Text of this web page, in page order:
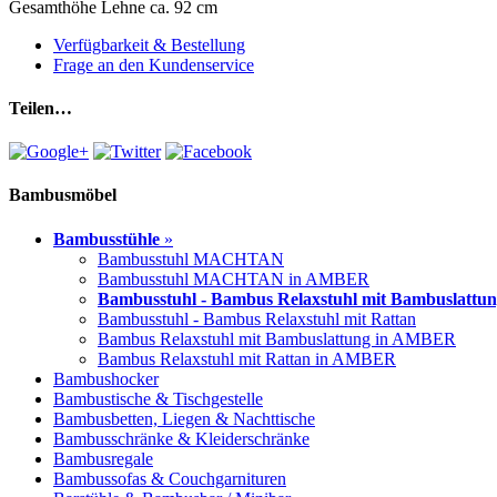
Gesamthöhe Lehne ca. 92 cm
Verfügbarkeit & Bestellung
Frage an den Kundenservice
Teilen…
Bambusmöbel
Bambusstühle »
Bambusstuhl MACHTAN
Bambusstuhl MACHTAN in AMBER
Bambusstuhl - Bambus Relaxstuhl mit
Bambusstuhl - Bambus Relaxstuhl mit Rattan
Bambus Relaxstuhl mit Bambuslattung in AMBER
Bambus Relaxstuhl mit Rattan in AMBER
Bambushocker
Bambustische & Tischgestelle
Bambusbetten, Liegen & Nachttische
Bambusschränke & Kleiderschränke
Bambusregale
Bambussofas & Couchgarnituren